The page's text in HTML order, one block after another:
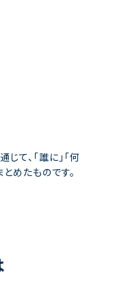
て、「誰に」「何
めたものです。